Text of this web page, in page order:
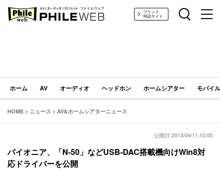
PHILE WEB｜AV/オーディオ/ガジェットブランド
特設サイト
ホーム AV オーディオ ヘッドホン ホームシアター モバイ
HOME > ニュース > AV&ホームシアターニュース
公開日 2013/04/11 10:00
パイオニア、「N-50」などUSB-DAC搭載機向けWin8対
応ドライバーを公開